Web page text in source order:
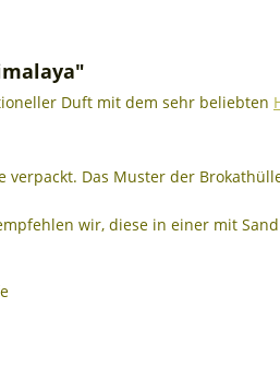
Duft mit dem sehr beliebten
Das Muster der
wir, diese in einer mit